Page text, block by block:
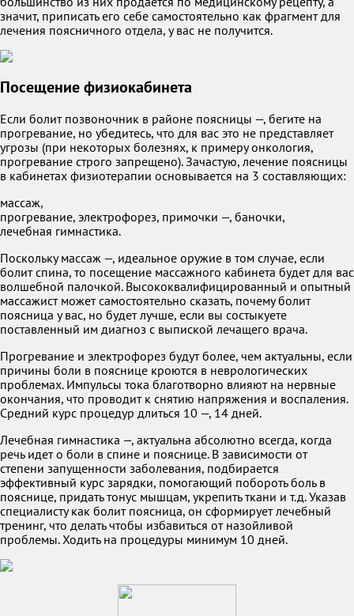
значит, приписать его себе самостоятельно как фрагмент для
лечения поясничного отдела, у вас не получится.
Посещение физиокабинета
Если болит позвоночник в районе поясницы —, бегите на
прогревание, но убедитесь, что для вас это не представляет
угрозы (при некоторых болезнях, к примеру онкология,
прогревание строго запрещено). Зачастую, лечение поясницы
в кабинетах физиотерапии основывается на 3 составляющих:
массаж,
прогревание, электрофорез, примочки —, баночки,
лечебная гимнастика.
Поскольку массаж —, идеальное оружие в том случае, если
болит спина, то посещение массажного кабинета будет для вас
волшебной палочкой. Высококвалифицированный и опытный
массажист может самостоятельно сказать, почему болит
поясница у вас, но будет лучше, если вы состыкуете
поставленный им диагноз с выпиской лечащего врача.
Прогревание и электрофорез будут более, чем актуальны, если
причины боли в пояснице кроются в неврологических
проблемах. Импульсы тока благотворно влияют на нервные
окончания, что проводит к снятию напряжения и воспаления.
Средний курс процедур длиться 10 —, 14 дней.
Лечебная гимнастика —, актуальна абсолютно всегда, когда
речь идет о боли в спине и пояснице. В зависимости от
степени запущенности заболевания, подбирается
эффективный курс зарядки, помогающий побороть боль в
пояснице, придать тонус мышцам, укрепить ткани и т.д. Указав
специалисту как болит поясница, он сформирует лечебный
тренинг, что делать чтобы избавиться от назойливой
проблемы. Ходить на процедуры минимум 10 дней.